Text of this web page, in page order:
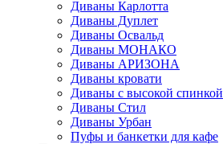
Диваны Карлотта
Диваны Дуплет
Диваны Освальд
Диваны МОНАКО
Диваны АРИЗОНА
Диваны кровати
Диваны с высокой спинкой
Диваны Стил
Диваны Урбан
Пуфы и банкетки для кафе